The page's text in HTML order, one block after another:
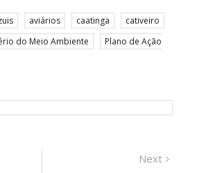
aviários caatinga
cativeiro
do Meio Ambiente
Plano de Ação
Next